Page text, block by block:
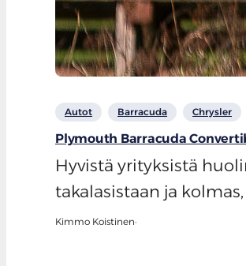
Autot Barracuda Chrysler
Plymouth Barracuda
Hyvistä yrityksistä
takalasistaan ja
Kimmo Koistinen·